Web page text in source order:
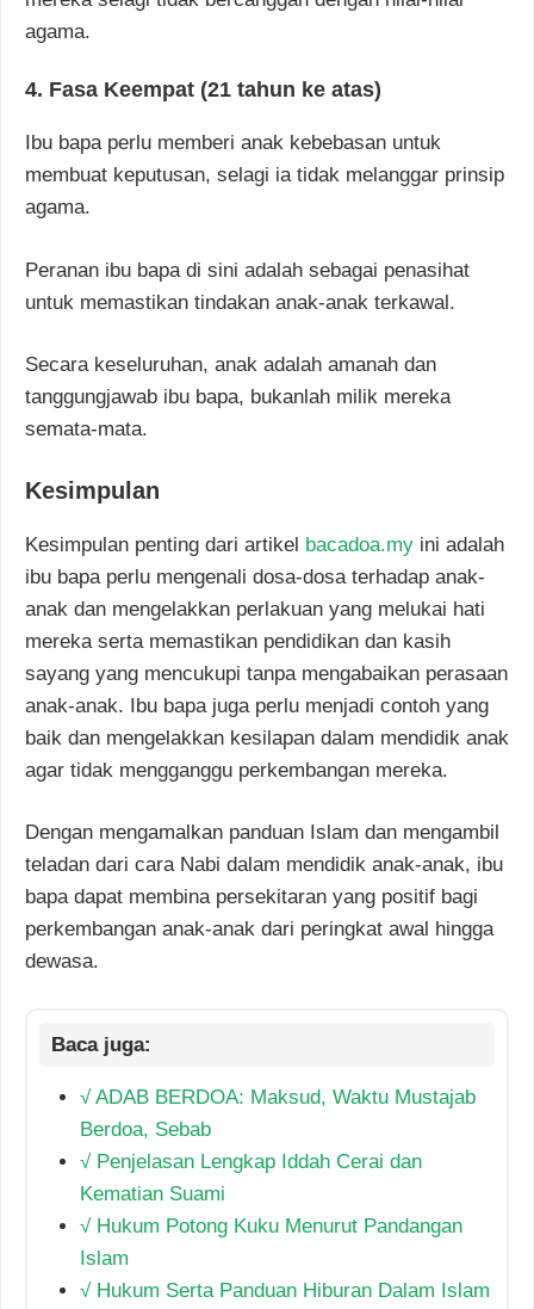
agama.
4. Fasa Keempat (21 tahun ke atas)
Ibu bapa perlu memberi anak kebebasan untuk
membuat keputusan, selagi ia tidak melanggar prinsip
agama.
Peranan ibu bapa di sini adalah sebagai penasihat
untuk memastikan tindakan anak-anak terkawal.
Secara keseluruhan, anak adalah amanah dan
tanggungjawab ibu bapa, bukanlah milik mereka
semata-mata.
Kesimpulan
Kesimpulan penting dari artikel bacadoa.my ini adalah
ibu bapa perlu mengenali dosa-dosa terhadap anak-
anak dan mengelakkan perlakuan yang melukai hati
mereka serta memastikan pendidikan dan kasih
sayang yang mencukupi tanpa mengabaikan perasaan
anak-anak. Ibu bapa juga perlu menjadi contoh yang
baik dan mengelakkan kesilapan dalam mendidik anak
agar tidak mengganggu perkembangan mereka.
Dengan mengamalkan panduan Islam dan mengambil
teladan dari cara Nabi dalam mendidik anak-anak, ibu
bapa dapat membina persekitaran yang positif bagi
perkembangan anak-anak dari peringkat awal hingga
dewasa.
√ ADAB BERDOA: Maksud, Waktu Mustajab
Berdoa, Sebab
√ Penjelasan Lengkap Iddah Cerai dan
Kematian Suami
√ Hukum Potong Kuku Menurut Pandangan
Islam
√ Hukum Serta Panduan Hiburan Dalam Islam